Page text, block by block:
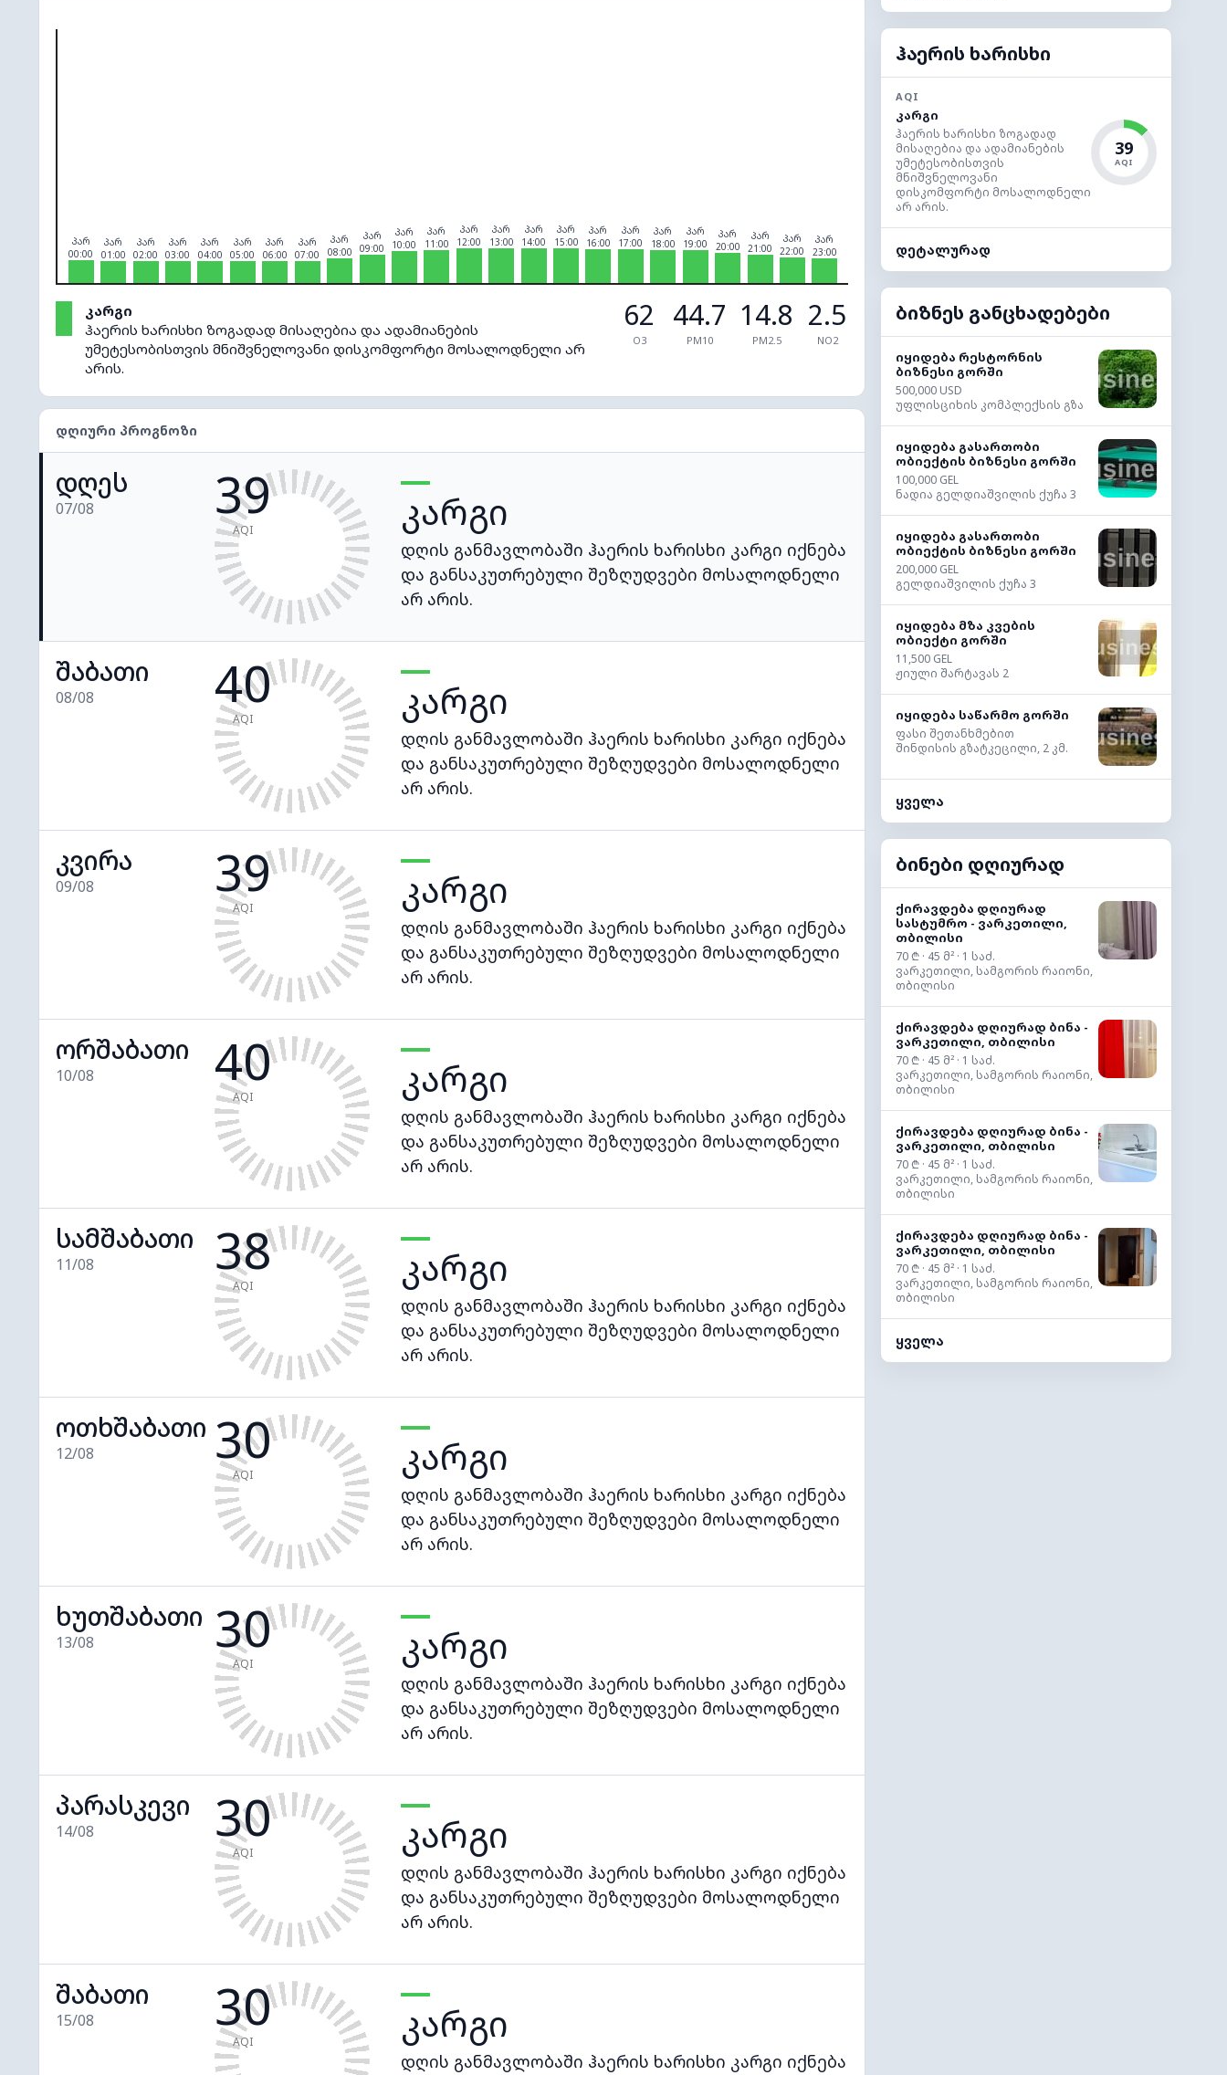
პარ
00:00
პარ
01:00
პარ
02:00
პარ
03:00
პარ
04:00
პარ
05:00
პარ
06:00
პარ
07:00
პარ
08:00
პარ
09:00
პარ
10:00
პარ
11:00
პარ
12:00
პარ
13:00
პარ
14:00
პარ
15:00
პარ
16:00
პარ
17:00
პარ
18:00
პარ
19:00
პარ
20:00
პარ
21:00
პარ
22:00
პარ
23:00
კარგი
ჰაერის ხარისხი ზოგადად მისაღებია და ადამიანების
უმეტესობისთვის მნიშვნელოვანი დისკომფორტი მოსალოდნელი არ
არის.
62
O3
44.7
PM10
14.8
PM2.5
2.5
NO2
ᲓᲦᲘᲣᲠᲘ ᲞᲠᲝᲒᲜᲝᲖᲘ
დღეს
07/08 39
AQI კარგი
დღის განმავლობაში ჰაერის ხარისხი კარგი იქნება
და განსაკუთრებული შეზღუდვები მოსალოდნელი
არ არის.
შაბათი
08/08 40
AQI კარგი
დღის განმავლობაში ჰაერის ხარისხი კარგი იქნება
და განსაკუთრებული შეზღუდვები მოსალოდნელი
არ არის.
კვირა
09/08 39
AQI კარგი
დღის განმავლობაში ჰაერის ხარისხი კარგი იქნება
და განსაკუთრებული შეზღუდვები მოსალოდნელი
არ არის.
ორშაბათი
10/08 40
AQI კარგი
დღის განმავლობაში ჰაერის ხარისხი კარგი იქნება
და განსაკუთრებული შეზღუდვები მოსალოდნელი
არ არის.
სამშაბათი
11/08 38
AQI კარგი
დღის განმავლობაში ჰაერის ხარისხი კარგი იქნება
და განსაკუთრებული შეზღუდვები მოსალოდნელი
არ არის.
ოთხშაბათი
12/08 30
AQI კარგი
დღის განმავლობაში ჰაერის ხარისხი კარგი იქნება
და განსაკუთრებული შეზღუდვები მოსალოდნელი
არ არის.
ხუთშაბათი
13/08 30
AQI კარგი
დღის განმავლობაში ჰაერის ხარისხი კარგი იქნება
და განსაკუთრებული შეზღუდვები მოსალოდნელი
არ არის.
პარასკევი
14/08 30
AQI კარგი
დღის განმავლობაში ჰაერის ხარისხი კარგი იქნება
და განსაკუთრებული შეზღუდვები მოსალოდნელი
არ არის.
შაბათი
15/08 30
AQI კარგი
დღის განმავლობაში ჰაერის ხარისხი კარგი იქნება
ჰაერის ხარისხი
AQI
კარგი
ჰაერის ხარისხი ზოგადად
მისაღებია და ადამიანების
უმეტესობისთვის
მნიშვნელოვანი
დისკომფორტი მოსალოდნელი
არ არის.
39
AQI
დეტალურად
ბიზნეს განცხადებები
იყიდება რესტორნის
ბიზნესი გორში
500,000 USD
უფლისციხის კომპლექსის გზა
იყიდება გასართობი
ობიექტის ბიზნესი გორში
100,000 GEL
ნადია გელდიაშვილის ქუჩა 3
იყიდება გასართობი
ობიექტის ბიზნესი გორში
200,000 GEL
გელდიაშვილის ქუჩა 3
იყიდება მზა კვების
ობიექტი გორში
11,500 GEL
ჟიული შარტავას 2
იყიდება საწარმო გორში
ფასი შეთანხმებით
შინდისის გზატკეცილი, 2 კმ.
ყველა
ბინები დღიურად
ქირავდება დღიურად
სასტუმრო - ვარკეთილი,
თბილისი
70 ₾ · 45 მ² · 1 საძ.
ვარკეთილი, სამგორის რაიონი,
თბილისი
ქირავდება დღიურად ბინა -
ვარკეთილი, თბილისი
70 ₾ · 45 მ² · 1 საძ.
ვარკეთილი, სამგორის რაიონი,
თბილისი
ქირავდება დღიურად ბინა -
ვარკეთილი, თბილისი
70 ₾ · 45 მ² · 1 საძ.
ვარკეთილი, სამგორის რაიონი,
თბილისი
ქირავდება დღიურად ბინა -
ვარკეთილი, თბილისი
70 ₾ · 45 მ² · 1 საძ.
ვარკეთილი, სამგორის რაიონი,
თბილისი
ყველა